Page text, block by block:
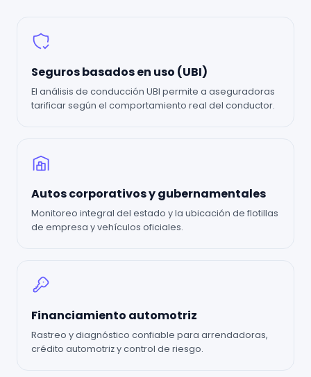
Seguros basados en uso (UBI)
El análisis de conducción UBI permite a aseguradoras
tarificar según el comportamiento real del conductor.
Autos corporativos y gubernamentales
Monitoreo integral del estado y la ubicación de flotillas
de empresa y vehículos oficiales.
Financiamiento automotriz
Rastreo y diagnóstico confiable para arrendadoras,
crédito automotriz y control de riesgo.